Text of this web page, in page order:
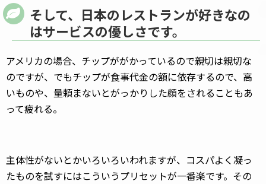
そして、日本のレストランが好きなの
はサービスの優しさです。
アメリカの場合、チップががかっているので親切は親切な
のですが、でもチップが食事代金の額に依存するので、高
いものや、量頼まないとがっかりした顔をされることもあ
って疲れる。
主体性がないとかいろいろいわれますが、コスパよく凝っ
たものを試すにはこういうプリセットが一番楽です。その